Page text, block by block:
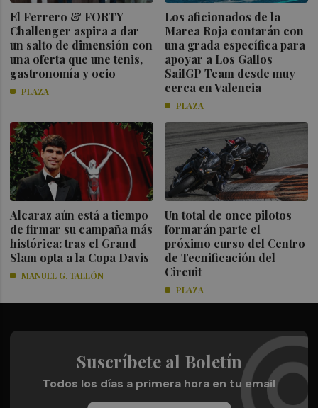
El Ferrero & FORTY
Challenger aspira a dar
un salto de dimensión con
una oferta que une tenis,
gastronomía y ocio
PLAZA
Los aficionados de la
Marea Roja contarán con
una grada específica para
apoyar a Los Gallos
SailGP Team desde muy
cerca en Valencia
PLAZA
Alcaraz aún está a tiempo
de firmar su campaña más
histórica: tras el Grand
Slam opta a la Copa Davis
MANUEL G. TALLÓN
Un total de once pilotos
formarán parte el
próximo curso del Centro
de Tecnificación del
Circuit
PLAZA
Suscríbete al Boletín
Todos los días a primera hora en tu email